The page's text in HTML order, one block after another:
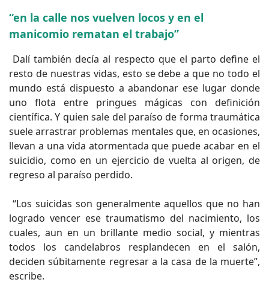
“en la calle nos vuelven locos y en el
manicomio rematan el trabajo”
Dalí también decía al respecto que el parto define el
resto de nuestras vidas, esto se debe a que no todo el
mundo está dispuesto a abandonar ese lugar donde
uno flota entre pringues mágicas con definición
científica. Y quien sale del paraíso de forma traumática
suele arrastrar problemas mentales que, en ocasiones,
llevan a una vida atormentada que puede acabar en el
suicidio, como en un ejercicio de vuelta al origen, de
regreso al paraíso perdido.
“Los suicidas son generalmente aquellos que no han
logrado vencer ese traumatismo del nacimiento, los
cuales, aun en un brillante medio social, y mientras
todos los candelabros resplandecen en el salón,
deciden súbitamente regresar a la casa de la muerte”,
escribe.